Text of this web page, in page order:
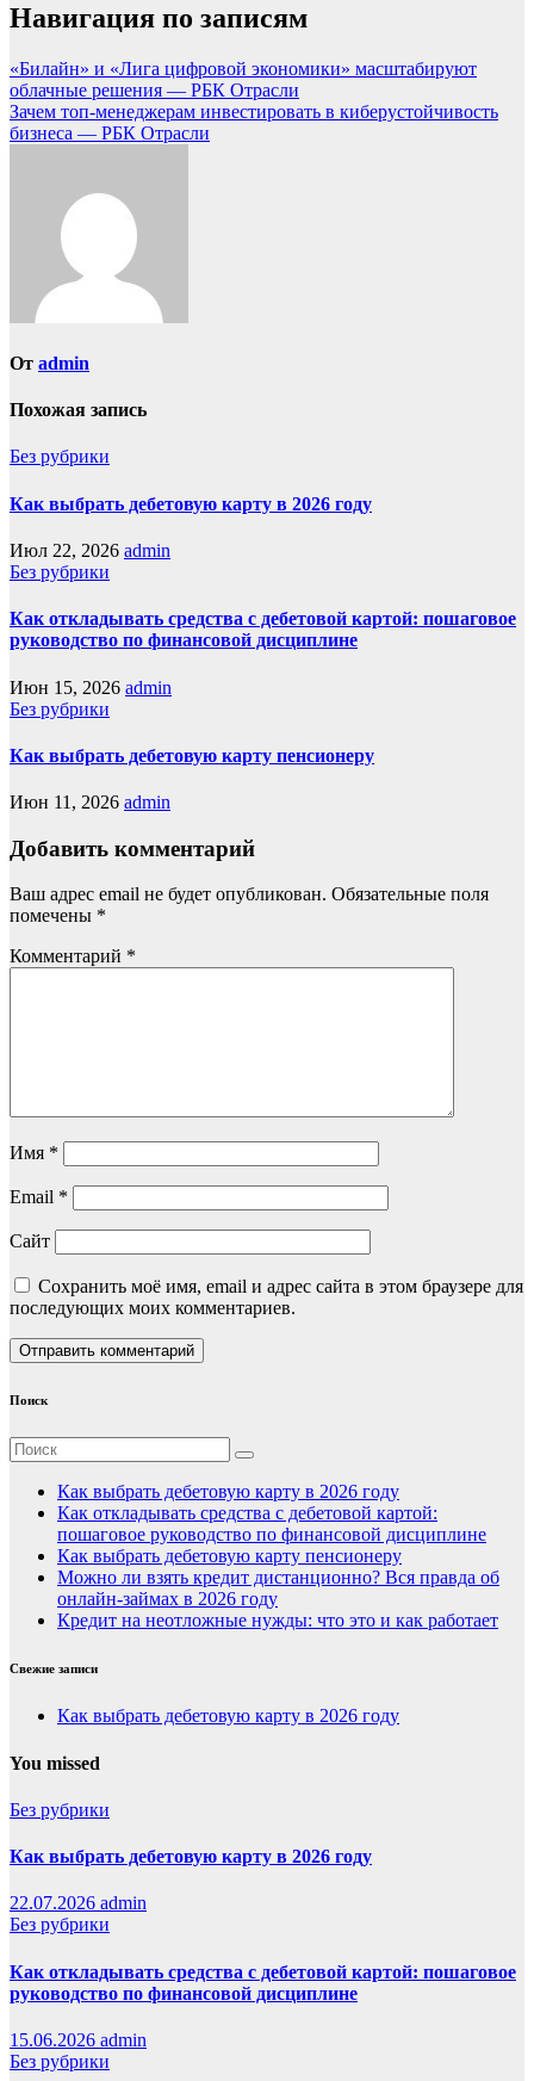
Навигация по записям
«Билайн» и «Лига цифровой экономики» масштабируют
облачные решения — РБК Отрасли
Зачем топ-менеджерам инвестировать в киберустойчивость
бизнеса — РБК Отрасли
От admin
Похожая запись
Без рубрики
Как выбрать дебетовую карту в 2026 году
Июл 22, 2026 admin
Без рубрики
Как откладывать средства с дебетовой картой: пошаговое
руководство по финансовой дисциплине
Июн 15, 2026 admin
Без рубрики
Как выбрать дебетовую карту пенсионеру
Июн 11, 2026 admin
Добавить комментарий
Ваш адрес email не будет опубликован. Обязательные поля
помечены *
Комментарий *
Имя *
Email *
Сайт
Сохранить моё имя, email и адрес сайта в этом браузере для
последующих моих комментариев.
Поиск
Как выбрать дебетовую карту в 2026 году
Как откладывать средства с дебетовой картой:
пошаговое руководство по финансовой дисциплине
Как выбрать дебетовую карту пенсионеру
Можно ли взять кредит дистанционно? Вся правда об
онлайн-займах в 2026 году
Кредит на неотложные нужды: что это и как работает
Свежие записи
Как выбрать дебетовую карту в 2026 году
You missed
Без рубрики
Как выбрать дебетовую карту в 2026 году
22.07.2026 admin
Без рубрики
Как откладывать средства с дебетовой картой: пошаговое
руководство по финансовой дисциплине
15.06.2026 admin
Без рубрики